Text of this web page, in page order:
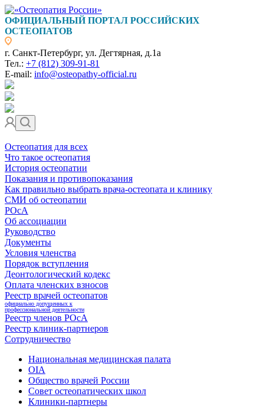
ОФИЦИАЛЬНЫЙ ПОРТАЛ РОССИЙСКИХ
ОСТЕОПАТОВ
г. Санкт-Петербург, ул. Дегтярная, д.1а
Тел.: +7 (812) 309-91-81
E-mail: info@osteopathy-official.ru
Остеопатия для всех
Что такое остеопатия
История остеопатии
Показания и противопоказания
Как правильно выбрать врача-остеопата и клинику
СМИ об остеопатии
РОсА
Об ассоциации
Руководство
Документы
Условия членства
Порядок вступления
Деонтологический кодекс
Оплата членских взносов
Реестр врачей остеопатов
официально допущенных к
профессиональной деятельности
Реестр членов РОсА
Реестр клиник-партнеров
Сотрудничество
Национальная медицинская палата
OIA
Общество врачей России
Совет остеопатических школ
Клиники-партнеры